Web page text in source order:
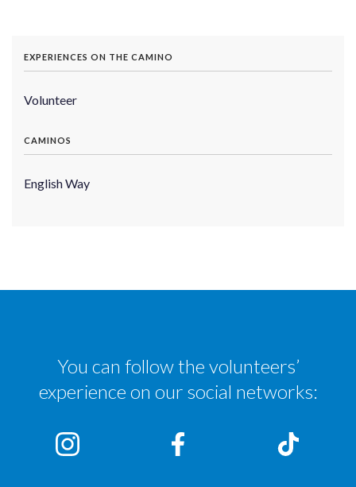
EXPERIENCES ON THE CAMINO
Volunteer
CAMINOS
English Way
You can follow the volunteers’
experience on our social networks: